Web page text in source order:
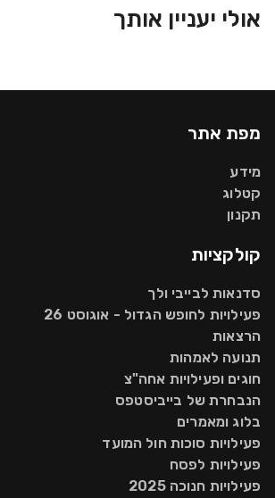
אולי יעניין אותך
מפת אתר
מידע
קטלוג
תקנון
קולקציות
סדנאות לבייבי ולך
פעילויות לחופש הגדול - אוגוסט 26
הרצאות
תנועה לאמהות
חוגים ופעילויות אחה"צ
הנבחרת של בייביסטפס
בלוג ומאמרים
פעילויות סוכות חול המועד
פעילויות לפסח
פעילויות חנוכה 2025